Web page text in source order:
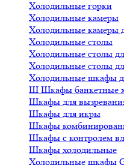
Холодильные горки
Холодильные камеры
Холодильные камеры
Холодильные столы
Холодильные столы
Холодильные столы
Холодильные шкафы
Ш Шкафы банкетные
Шкафы для
Шкафы для икры
Шкафы
Шкафы с контролем
Шкафы холодильные
Холодильные шкафы